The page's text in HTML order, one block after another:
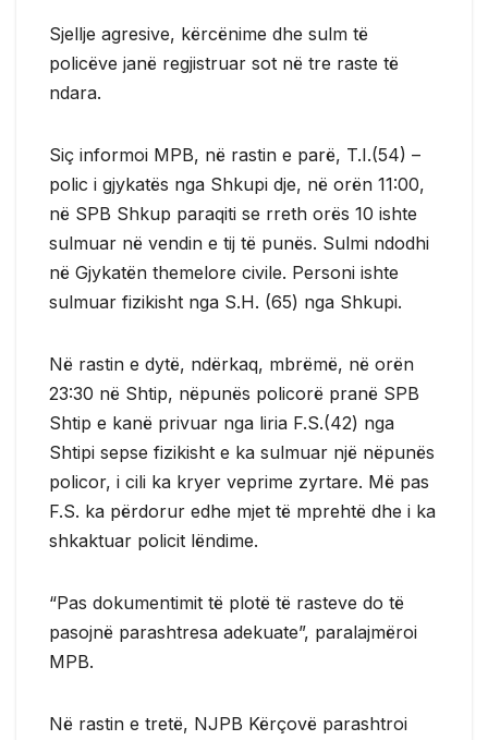
Sjellje agresive, kërcënime dhe sulm të
policëve janë regjistruar sot në tre raste të
ndara.
Siç informoi MPB, në rastin e parë, T.I.(54) –
polic i gjykatës nga Shkupi dje, në orën 11:00,
në SPB Shkup paraqiti se rreth orës 10 ishte
sulmuar në vendin e tij të punës. Sulmi ndodhi
në Gjykatën themelore civile. Personi ishte
sulmuar fizikisht nga S.H. (65) nga Shkupi.
Në rastin e dytë, ndërkaq, mbrëmë, në orën
23:30 në Shtip, nëpunës policorë pranë SPB
Shtip e kanë privuar nga liria F.S.(42) nga
Shtipi sepse fizikisht e ka sulmuar një nëpunës
policor, i cili ka kryer veprime zyrtare. Më pas
F.S. ka përdorur edhe mjet të mprehtë dhe i ka
shkaktuar policit lëndime.
“Pas dokumentimit të plotë të rasteve do të
pasojnë parashtresa adekuate”, paralajmëroi
MPB.
Në rastin e tretë, NJPB Kërçovë parashtroi